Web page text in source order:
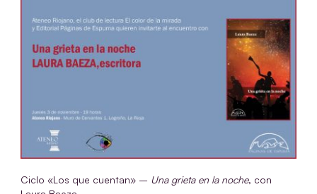
Ciclo «Los que cuentan» – Una grieta en la noche, con